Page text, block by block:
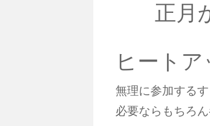
正月
ヒートア
無理に参加する
必要ならもちろん